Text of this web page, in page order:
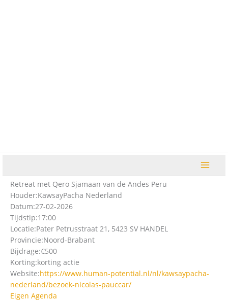
Retreat met Qero Sjamaan van de Andes Peru
Houder:KawsayPacha Nederland
Datum:27-02-2026
Tijdstip:17:00
Locatie:Pater Petrusstraat 21, 5423 SV HANDEL
Provincie:Noord-Brabant
Bijdrage:€500
Korting:korting actie
Website:https://www.human-potential.nl/nl/kawsaypacha-
nederland/bezoek-nicolas-pauccar/
Eigen Agenda